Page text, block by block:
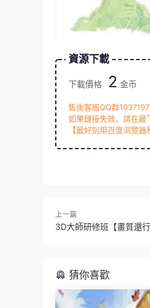
資源下載
下載價格 2 金币
售後客服QQ群
如果鏈接失效，請在最
【最好别用百度浏覽器
上一篇
3D大師研修班【畫質還行
猜你喜歡